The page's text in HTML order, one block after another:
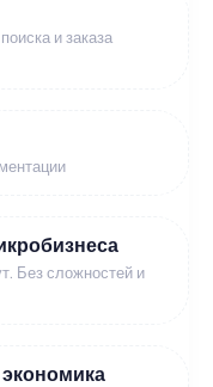
и заказа
Без сложностей и